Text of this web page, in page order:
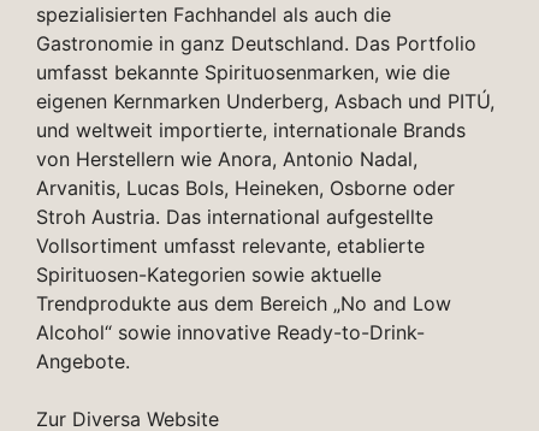
spezialisierten Fachhandel als auch die
Gastronomie in ganz Deutschland. Das Portfolio
umfasst bekannte Spirituosenmarken, wie die
eigenen Kernmarken Underberg, Asbach und PITÚ,
und weltweit importierte, internationale Brands
von Herstellern wie Anora, Antonio Nadal,
Arvanitis, Lucas Bols, Heineken, Osborne oder
Stroh Austria. Das international aufgestellte
Vollsortiment umfasst relevante, etablierte
Spirituosen-Kategorien sowie aktuelle
Trendprodukte aus dem Bereich „No and Low
Alcohol“ sowie innovative Ready-to-Drink-
Angebote.
Zur Diversa Website